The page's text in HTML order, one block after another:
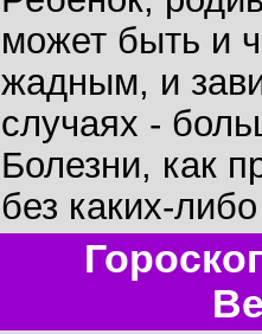
может быть и
жадным, и
случаях -
Болезни, как
без каких-